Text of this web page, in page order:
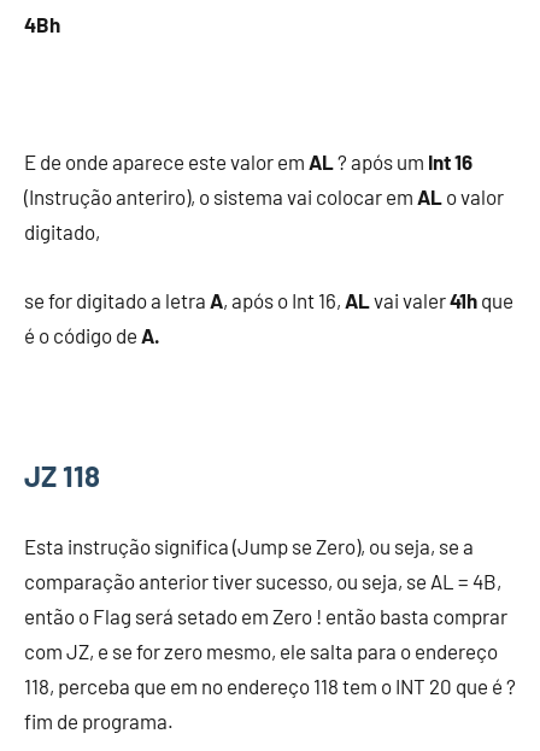
4Bh
E de onde aparece este valor em AL? após um Int 16
(Instrução anteriro), o sistema vai colocar em AL o valor
digitado,
se for digitado a letra A, após o Int 16, ALvai valer41h que
é o código de A.
JZ 118
Esta instrução significa (Jump se Zero), ou seja, se a
comparação anterior tiver sucesso, ou seja, se AL = 4B,
então o Flag será setado em Zero ! então basta comprar
com JZ, e se for zero mesmo, ele salta para o endereço
118, perceba que em no endereço 118 tem o INT 20 que é ?
fim de programa.